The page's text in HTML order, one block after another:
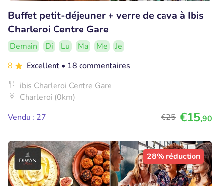
Buffet petit-déjeuner + verre de cava à Ibis
Charleroi Centre Gare
Demain Di Lu Ma Me
Je
8
Excellent • 18 commentaires
ibis Charleroi Centre Gare
Charleroi (0km)
Vendu : 27
€25 €15,90
28% réduction